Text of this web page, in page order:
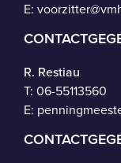
E:
R. Restiau
T: 06-55113560
E: